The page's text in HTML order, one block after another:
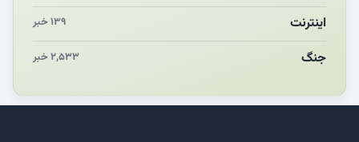
اینترنت ۱۳۹ خبر
جنگ ۲,۵۳۳ خبر